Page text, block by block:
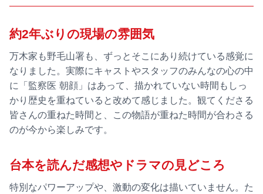
約2年ぶりの現場の雰囲気
万木家も野毛山署も、ずっとそこにあり続けている感覚に
なりました。実際にキャストやスタッフのみんなの心の中
に「監察医 朝顔」はあって、描かれていない時間もしっ
かり歴史を重ねていると改めて感じました。観てくださる
皆さんの重ねた時間と、この物語が重ねた時間が合わさる
のが今から楽しみです。
台本を読んだ感想やドラマの見どころ
特別なパワーアップや、激動の変化は描いていません。た